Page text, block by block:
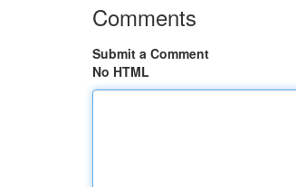
Comments
Submit a Comment
No HTML